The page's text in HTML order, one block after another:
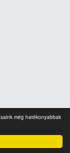
még hatékonyabbak